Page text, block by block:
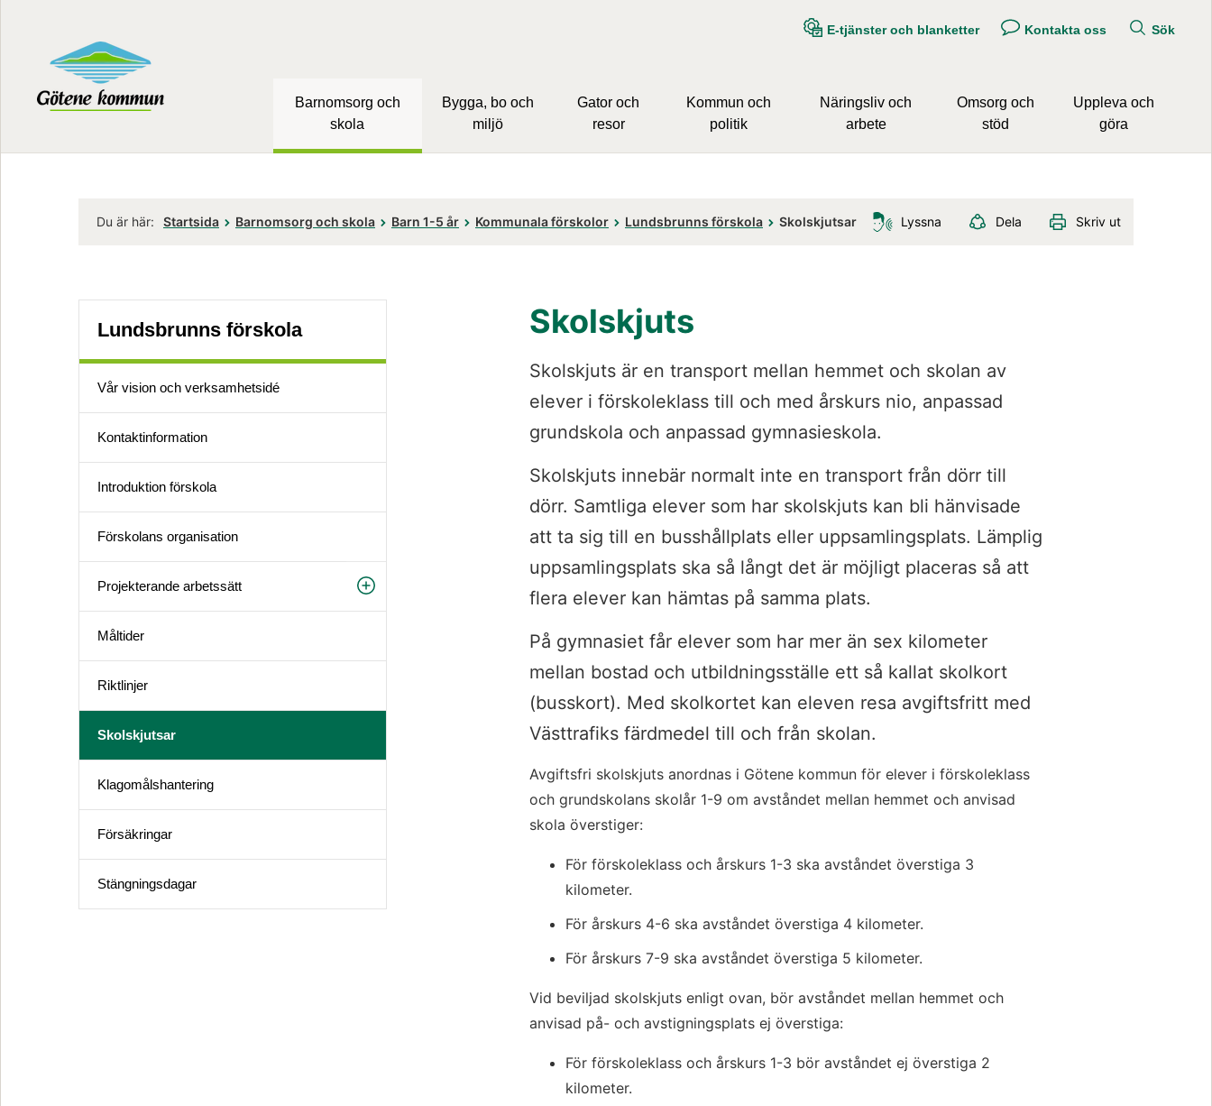
E-tjänster och blanketter Kontakta oss Sök
Barnomsorg och
skola
Bygga, bo och
miljö
Gator och
resor
Kommun och
politik
Näringsliv och
arbete
Omsorg och
stöd
Uppleva och
göra
Du är här: Startsida Barnomsorg och skola Barn 1-5 år Kommunala förskolor Lundsbrunns förskola Skolskjutsar Lyssna Dela Skriv ut
Lundsbrunns förskola
Vår vision och verksamhetsidé
Kontaktinformation
Introduktion förskola
Förskolans organisation
Projekterande arbetssätt
Måltider
Riktlinjer
Skolskjutsar
Klagomålshantering
Försäkringar
Stängningsdagar
Skolskjuts
Skolskjuts är en transport mellan hemmet och skolan av
elever i förskoleklass till och med årskurs nio, anpassad
grundskola och anpassad gymnasieskola.
Skolskjuts innebär normalt inte en transport från dörr till
dörr. Samtliga elever som har skolskjuts kan bli hänvisade
att ta sig till en busshållplats eller uppsamlingsplats. Lämplig
uppsamlingsplats ska så långt det är möjligt placeras så att
flera elever kan hämtas på samma plats.
På gymnasiet får elever som har mer än sex kilometer
mellan bostad och utbildningsställe ett så kallat skolkort
(busskort). Med skolkortet kan eleven resa avgiftsfritt med
Västtrafiks färdmedel till och från skolan.
Avgiftsfri skolskjuts anordnas i Götene kommun för elever i förskoleklass
och grundskolans skolår 1-9 om avståndet mellan hemmet och anvisad
skola överstiger:
För förskoleklass och årskurs 1-3 ska avståndet överstiga 3
kilometer.
För årskurs 4-6 ska avståndet överstiga 4 kilometer.
För årskurs 7-9 ska avståndet överstiga 5 kilometer.
Vid beviljad skolskjuts enligt ovan, bör avståndet mellan hemmet och
anvisad på- och avstigningsplats ej överstiga:
För förskoleklass och årskurs 1-3 bör avståndet ej överstiga 2
kilometer.